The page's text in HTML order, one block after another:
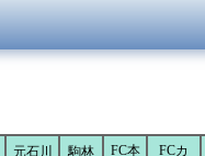
元石川
駒林
FC本
FCカ